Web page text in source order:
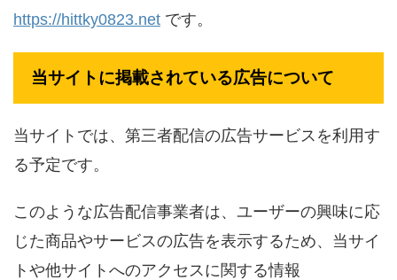
https://hittky0823.net です。
当サイトに掲載されている広告について
当サイトでは、第三者配信の広告サービスを利用す
る予定です。
このような広告配信事業者は、ユーザーの興味に応
じた商品やサービスの広告を表示するため、当サイ
トや他サイトへのアクセスに関する情報